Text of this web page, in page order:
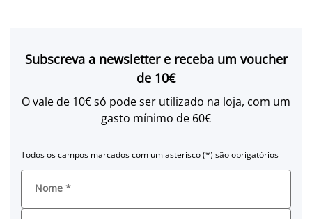
Subscreva a newsletter e receba um voucher
de 10€
O vale de 10€ só pode ser utilizado na loja, com um
gasto mínimo de 60€
Todos os campos marcados com um asterisco (*) são obrigatórios
Nome *